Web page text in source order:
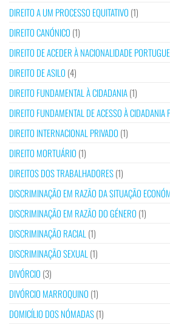
DIREITO A UM PROCESSO EQUITATIVO (1)
DIREITO CANÓNICO (1)
DIREITO DE ACEDER À NACIONALIDADE
DIREITO DE ASILO (4)
DIREITO FUNDAMENTAL À CIDADANIA(1)
DIREITO FUNDAMENTAL DE ACESSO À CIDADANIA
DIREITO INTERNACIONAL PRIVADO (1)
DIREITO MORTUÁRIO (1)
DIREITOS DOS TRABALHADORES(1)
DISCRIMINAÇÃO EM RAZÃO DA SITUAÇÃO
DISCRIMINAÇÃO EM RAZÃO DO GÉNERO (1)
DISCRIMINAÇÃO RACIAL (1)
DISCRIMINAÇÃO SEXUAL (1)
DIVÓRCIO (3)
DIVÓRCIO MARROQUINO (1)
DOMICÍLIO DOS NÓMADAS(1)